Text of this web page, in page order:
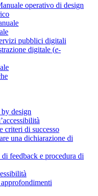
operativo di design
pubblici digitali
digitale (e-
design
criteri di successo
una dichiarazione di
feedback e procedura di